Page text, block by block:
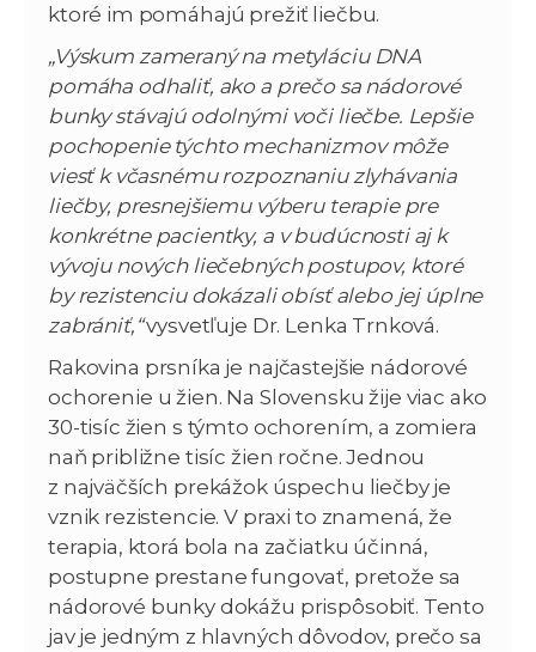
ktoré im pomáhajú prežiť liečbu.
„Výskum zameraný na metyláciu DNA
pomáha odhaliť, ako a prečo sa nádorové
bunky stávajú odolnými voči liečbe. Lepšie
pochopenie týchto mechanizmov môže
viesť k včasnému rozpoznaniu zlyhávania
liečby, presnejšiemu výberu terapie pre
konkrétne pacientky, a v budúcnosti aj k
vývoju nových liečebných postupov, ktoré
by rezistenciu dokázali obísť alebo jej úplne
zabrániť,“vysvetľuje Dr. Lenka Trnková.
Rakovina prsníka je najčastejšie nádorové
ochorenie u žien. Na Slovensku žije viac ako
30-tisíc žien s týmto ochorením, a zomiera
naň približne tisíc žien ročne. Jednou
z najväčších prekážok úspechu liečby je
vznik rezistencie. V praxi to znamená, že
terapia, ktorá bola na začiatku účinná,
postupne prestane fungovať, pretože sa
nádorové bunky dokážu prispôsobiť. Tento
jav je jedným z hlavných dôvodov, prečo sa